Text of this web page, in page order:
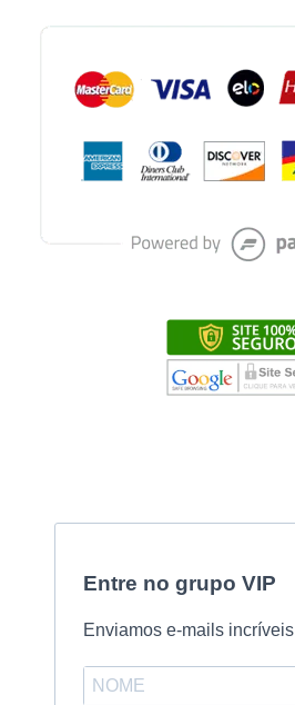
Entre no grupo VIP
Enviamos e-mails incríveis